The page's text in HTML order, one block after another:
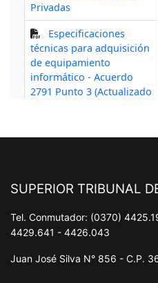
SUPERIOR TRIBUNAL
Tel. Conmutador: (0370)
4429.641 - 4426.043
Juan José Silva N° 856 - C.P.